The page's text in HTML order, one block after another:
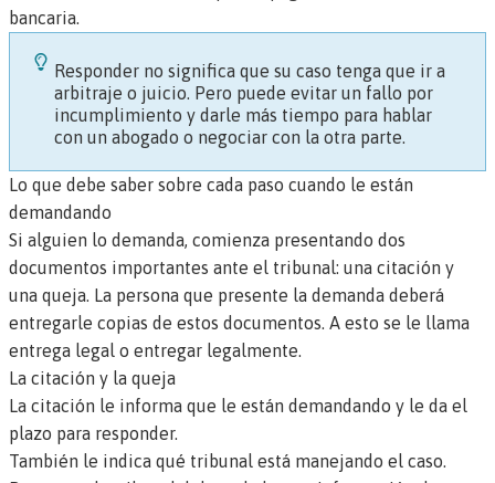
bancaria.
Responder no significa que su caso tenga que ir a
arbitraje o juicio. Pero puede evitar un fallo por
incumplimiento y darle más tiempo para hablar
con un abogado o negociar con la otra parte.
Lo que debe saber sobre cada paso cuando le están
demandando
Si alguien lo demanda, comienza presentando dos
documentos importantes ante el tribunal: una citación y
una queja. La persona que presente la demanda deberá
entregarle copias de estos documentos. A esto se le llama
entrega legal o entregar legalmente.
La citación y la queja
La citación le informa que le están demandando y le da el
plazo para responder.
También le indica qué tribunal está manejando el caso.